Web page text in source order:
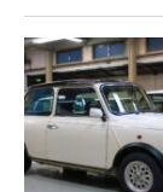
工場
お問い合わせ
BMW MINIサ
iR TECH